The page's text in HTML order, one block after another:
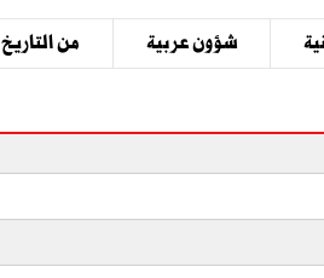
شؤون عربية من التاريخ